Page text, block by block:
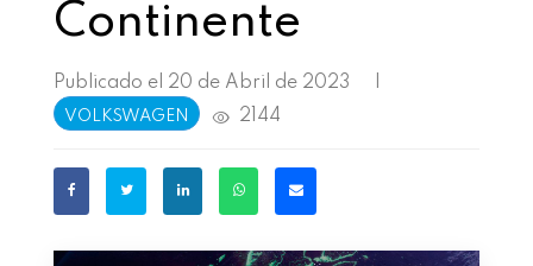
Continente
Publicado el 20 de Abril de 2023 |
VOLKSWAGEN 2144